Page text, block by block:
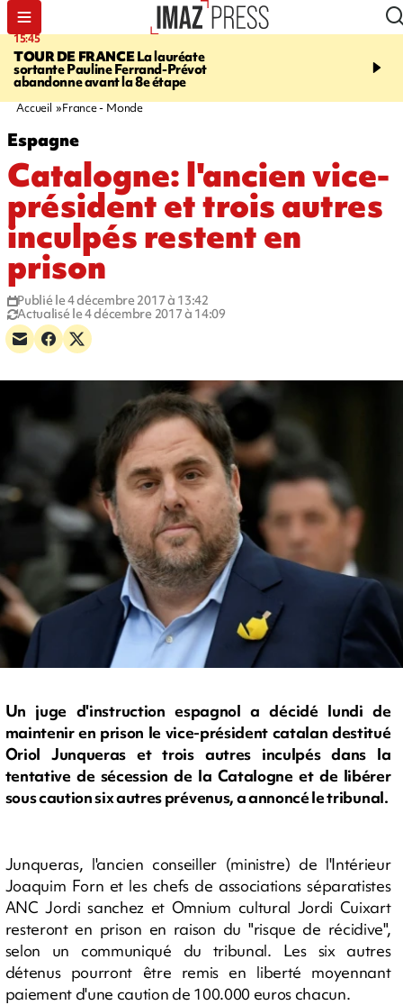
15:45
TOUR DE FRANCELa lauréate
sortante Pauline Ferrand-Prévot
abandonne avant la 8e étape
20:17
routière, concours de
Accueil France - Monde
Espagne
Catalogne: l'ancien vice-
président et trois autres
inculpés restent en
prison
Publié le 4 décembre 2017 à 13:42
Actualisé le 4 décembre 2017 à 14:09
Un juge d'instruction espagnol a décidé lundi de
maintenir en prison le vice-président catalan destitué
Oriol Junqueras et trois autres inculpés dans la
tentative de sécession de la Catalogne et de libérer
sous caution six autres prévenus, a annoncé le tribunal.
Junqueras, l'ancien conseiller (ministre) de l'Intérieur
Joaquim Forn et les chefs de associations séparatistes
ANC Jordi sanchez et Omnium cultural Jordi Cuixart
resteront en prison en raison du "risque de récidive",
selon un communiqué du tribunal. Les six autres
détenus pourront être remis en liberté moyennant
paiement d'une caution de 100.000 euros chacun.